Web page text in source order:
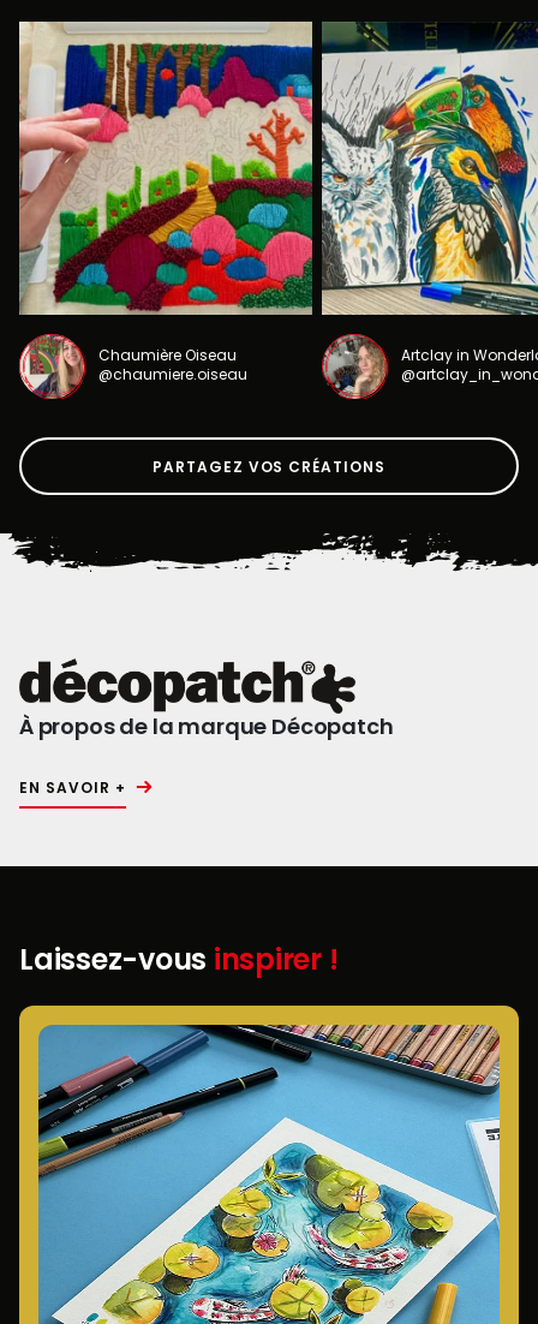
Chaumière Oiseau
@chaumiere.oiseau
Artclay in
PARTAGEZ VOS CRÉATIONS
À propos de la marque Décopatch
EN SAVOIR +
Laissez-vous inspirer !